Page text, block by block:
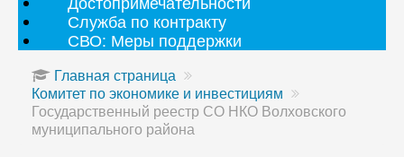
Служба по контракту
СВО: Меры поддержки
Главная страница
Комитет по экономике и инвестициям
Государственный реестр СО НКО Волховского
муниципального района